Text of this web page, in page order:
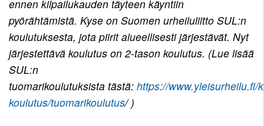
ennen kilpailukauden täyteen käyntiin
pyörähtämistä. Kyse on Suomen urheiluliitto SUL:n
koulutuksesta, jota piirit alueellisesti järjestävät. Nyt
järjestettävä koulutus on 2-tason koulutus. (Lue lisää
SUL:n
tuomarikoulutuksista tästä: https://www.yleisurheilu.fi/
koulutus/tuomarikoulutus/ )